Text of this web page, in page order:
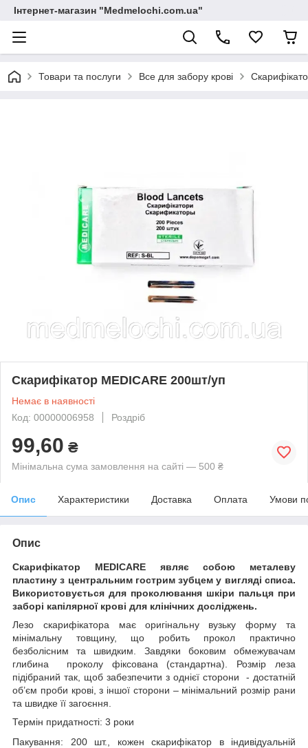
Інтернет-магазин "Medmelochi.com.ua"
Товари та послуги Все для забору крові
Скарифікатор MEDICARE 200шт/уп
Немає в наявності
Код: 00000006958
Роздріб
99,60 ₴
Мінімальна сума замовлення на сайті — 500 ₴
Опис Характеристики Доставка Оплата Умови
Опис
Скарифікатор MEDICARE
являє собою металеву
пластину з центральним гострим зубцем у вигляді списа.
Використовується для проколювання шкіри пальця при
заборі капілярної крові для клінічних досліджень.
Лезо скарифікатора має оригінальну вузьку форму та
мінімальну товщину, що робить прокол практично
безболісним та швидким. Завдяки боковим обмежувачам
глибина проколу фіксована (стандартна). Розмір леза
підібраний так, щоб забезпечити з однієї сторони - достатній
об’єм проби крові, з іншої сторони – мінімальний розмір рани
та швидке її загоєння.
Термін придатності: 3 роки
Пакування: 200 шт., кожен скарифікатор в індивідуальній